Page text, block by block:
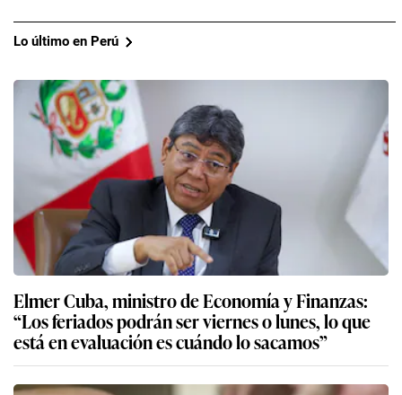
Lo último en Perú
Elmer Cuba, ministro de Economía y Finanzas:
“Los feriados podrán ser viernes o lunes, lo que
está en evaluación es cuándo lo sacamos”